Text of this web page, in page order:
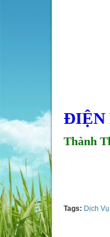
ĐIỆN
Thành
Tags: Dịch